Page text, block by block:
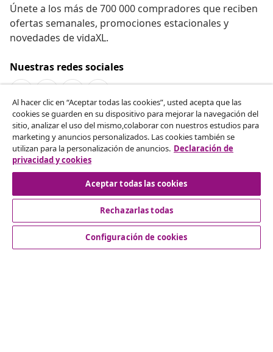
Únete a los más de 700 000 compradores que reciben
ofertas semanales, promociones estacionales y
novedades de vidaXL.
Nuestras redes sociales
Desistir del contrato
Solicita la cancelación de tu pedido.
Desistir del contrato
Servicio al Cliente
Al hacer clic en “Aceptar todas las cookies”, usted acepta que las
cookies se guarden en su dispositivo para mejorar la navegación del
sitio, analizar el uso del mismo,colaborar con nuestros estudios para
marketing y anuncios personalizados. Las cookies también se
utilizan para la personalización de anuncios. Declaración de
privacidad y cookies
Aceptar todas las cookies
Rechazarlas todas
Configuración de cookies